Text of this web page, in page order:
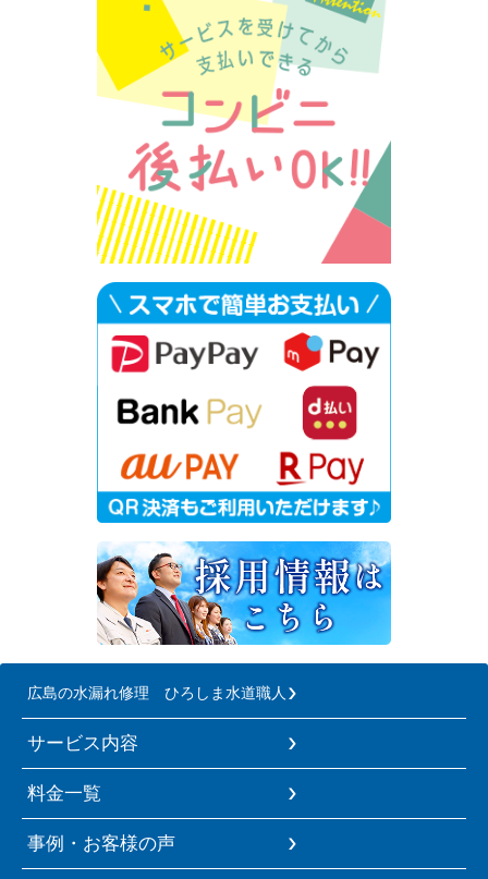
広島の水漏れ修理 ひろしま水道職人
サービス内容
料金一覧
事例・お客様の声